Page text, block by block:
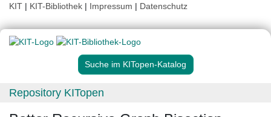
KIT | KIT-Bibliothek | Impressum | Datenschutz
Suche im KITopen-Katalog
Repository KITopen